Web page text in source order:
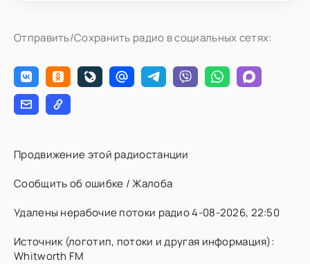
Отправить/Сохранить радио в социальных сетях:
Продвижение этой радиостанции
Сообщить об ошибке / Жалоба
Удалены нерабочие потоки радио 4-08-2026, 22:50
Источник (логотип, потоки и другая информация):
Whitworth FM